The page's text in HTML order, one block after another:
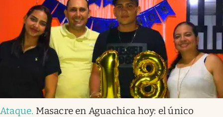
Ataque. Masacre en Aguachica hoy: el único